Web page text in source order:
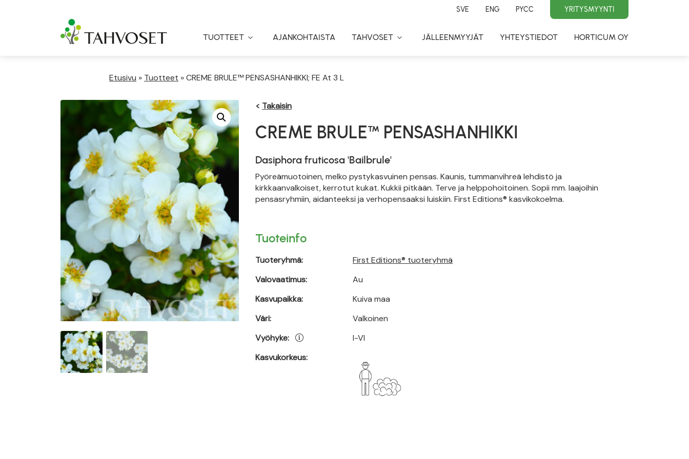
SVE ENG PYCC YRITYSMYYNTI
TUOTTEET
Toggle
AJANKOHTAISTA TAHVOSET
Toggle
JÄLLEENMYYJÄT YHTEYSTIEDOT HORTICUM OY
Etusivu » Tuotteet »CREME BRULE™ PENSASHANHIKKI; FE At 3 L
< Takaisin
CREME BRULE™ PENSASHANHIKKI
Dasiphora fruticosa 'Bailbrule'
Pyöreämuotoinen, melko pystykasvuinen pensas. Kaunis, tummanvihreä lehdistö ja
kirkkaanvalkoiset, kerrotut kukat. Kukkii pitkään. Terve ja helppohoitoinen. Sopii mm. laajoihin
pensasryhmiin, aidanteeksi ja verhopensaaksi luiskiin. First Editions® kasvikokoelma.
Tuoteinfo
Tuoteryhmä:
Valovaatimus:
Kasvupaikka:
Väri:
Vyöhyke:
Kasvukorkeus:
First Editions® tuoteryhmä
Au
Kuiva maa
Valkoinen
I-VI